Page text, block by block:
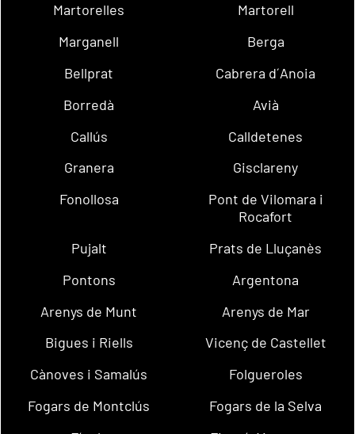
Martorelles
Martorell
Marganell
Berga
Bellprat
Cabrera d´Anoia
Borredà
Avià
Callús
Calldetenes
Granera
Gisclareny
Fonollosa
Pont de Vilomara i
Rocafort
Pujalt
Prats de Lluçanès
Pontons
Argentona
Arenys de Munt
Arenys de Mar
Bigues i Riells
Vicenç de Castellet
Cànoves i Samalús
Folgueroles
Fogars de Montclús
Fogars de la Selva